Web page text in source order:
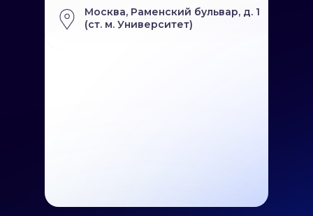
Москва, Раменский бульвар, д. 1
(ст. м. Университет)